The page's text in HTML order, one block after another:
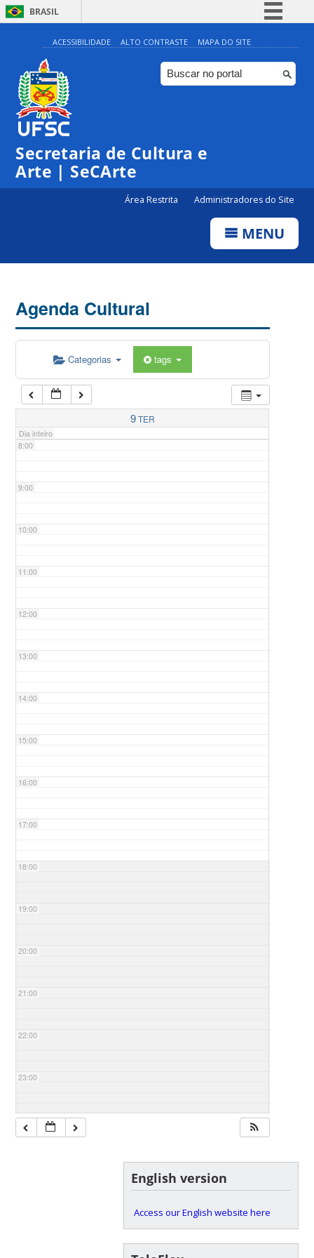
BRASIL
Simplifique!
Comunica BR
Participe
ACESSIBILIDADE ALTO CONTRASTE MAPA DO SITE
Secretaria de Cultura e
Arte | SeCArte
Área Restrita Administradores do Site
MENU
Agenda Cultural
Categorias tags
9TER
Dia inteiro
0:00
1:00
5:00
7:00
8:00
9:00
10:00
11:00
12:00
13:00
14:00
15:00
16:00
17:00
18:00
19:00
20:00
21:00
22:00
23:00
English version
Access our English website here